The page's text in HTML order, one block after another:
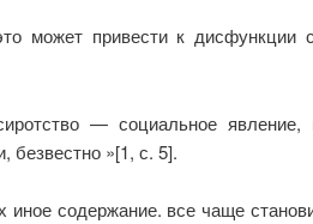
может привести к
— социальное
безвестно »[1, с. 5].
иное содержание. все чаще